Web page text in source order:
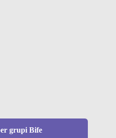
grupi Bife